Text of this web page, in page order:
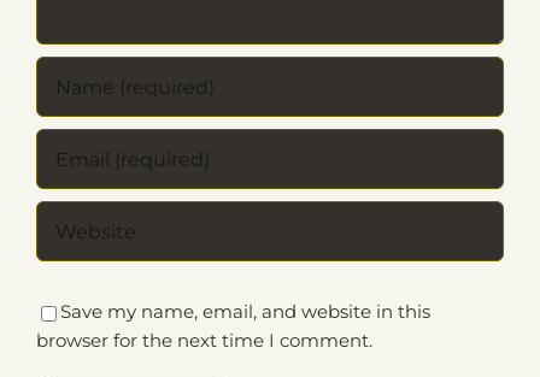
Save my name, email, and website in this
browser for the next time I comment.